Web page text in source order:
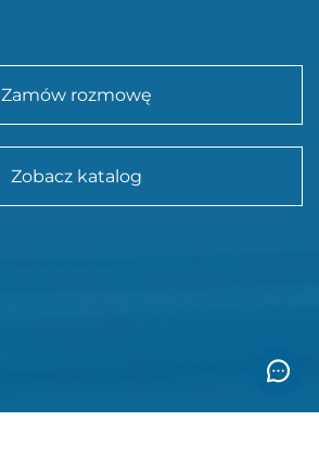
Zamów rozmowę
Zobacz katalog